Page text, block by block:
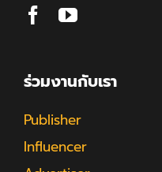
ร่วมงานกับเรา
Publisher
Influencer